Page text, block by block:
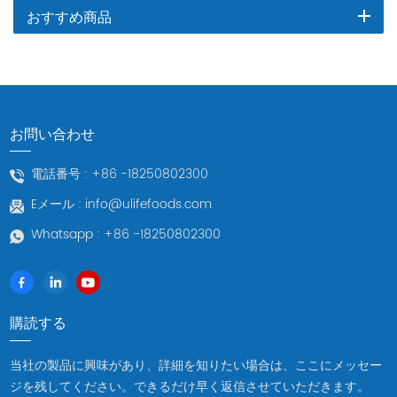
おすすめ商品
お問い合わせ
電話番号 : +86 -18250802300
Eメール : info@ulifefoods.com
Whatsapp : +86 -18250802300
購読する
当社の製品に興味があり、詳細を知りたい場合は、ここにメッセー
ジを残してください。できるだけ早く返信させていただきます。